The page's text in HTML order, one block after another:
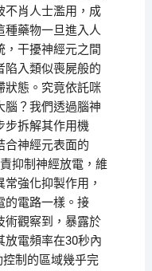
不肖人士濫用，成
種藥物一旦進入人
，干擾神經元之間
陷入類似喪屍般的
狀態。究竟依託咪
腦？我們透過腦神
步拆解其作用機
合神經元表面的
抑制神經放電，維
強化抑製作用，
的電路一樣。接
術觀察到，暴露於
放電頻率在30秒內
制的區域幾乎完